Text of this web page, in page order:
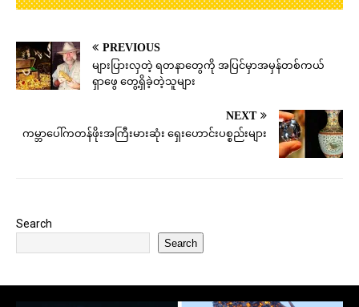
PREVIOUS
များပြားလှတဲ့ ရတနာတွေကို အပြင်မှာအမှန်တစ်ကယ်
ရှာဖွေ တွေ့ရှိခဲ့တဲ့သူများ
NEXT
ကမ္ဘာပေါ်ကတန်ဖိုးအကြီးမားဆုံး ရှေးဟောင်းပစ္စည်းများ
Search
Search